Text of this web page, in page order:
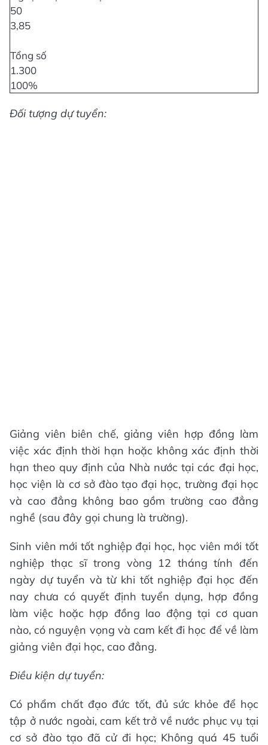
50
3,85
Tổng số
1.300
100%
Đối tượng dự tuyển:
Giảng viên biên chế, giảng viên hợp đồng làm
việc xác định thời hạn hoặc không xác định thời
hạn theo quy định của Nhà nước tại các đại học,
học viện là cơ sở đào tạo đại học, trường đại học
và cao đẳng không bao gồm trường cao đẳng
nghề (sau đây gọi chung là trường).
Sinh viên mới tốt nghiệp đại học, học viên mới tốt
nghiệp thạc sĩ trong vòng 12 tháng tính đến
ngày dự tuyển và từ khi tốt nghiệp đại học đến
nay chưa có quyết định tuyển dụng, hợp đồng
làm việc hoặc hợp đồng lao động tại cơ quan
nào, có nguyện vọng và cam kết đi học để về làm
giảng viên đại học, cao đẳng.
Điều kiện dự tuyển:
Có phẩm chất đạo đức tốt, đủ sức khỏe để học
tập ở nước ngoài, cam kết trở về nước phục vụ tại
cơ sở đào tạo đã cử đi học; Không quá 45 tuổi